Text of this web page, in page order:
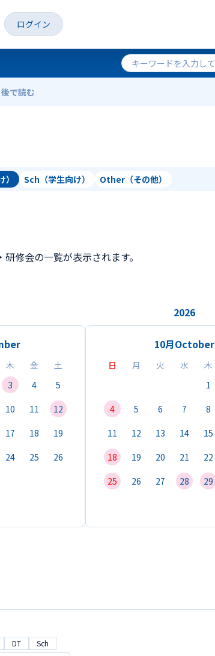
ログイン
後で読む
Sch（学生向け） Other（その他）
修会の一覧が表示されます。
木 金
土
3 4
5
10 11
12
17 18
19
24 25
26
2026
10月October
日 月 火 水 木
1
4
5 6 7 8
11
12 13 14 15
18
19 20 21 22
25
26 27 28 29
DT Sch